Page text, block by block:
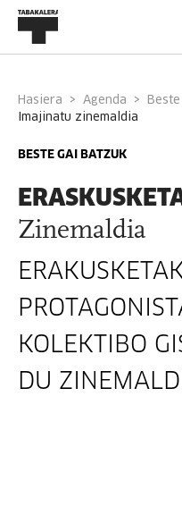
Hasiera Agenda
imajinatu zinemaldia
BESTE GAI BATZUK
Zinemaldia
KOLEKTIBO
DU